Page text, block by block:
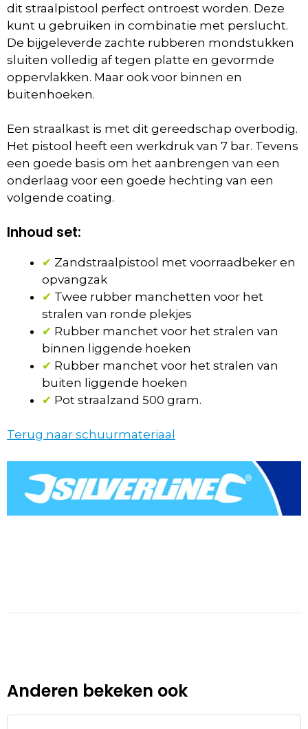
dit straalpistool perfect ontroest worden. Deze
kunt u gebruiken in combinatie met perslucht.
De bijgeleverde zachte rubberen mondstukken
sluiten volledig af tegen platte en gevormde
oppervlakken. Maar ook voor binnen en
buitenhoeken.
Een straalkast is met dit gereedschap overbodig.
Het pistool heeft een werkdruk van 7 bar. Tevens
een goede basis om het aanbrengen van een
onderlaag voor een goede hechting van een
volgende coating.
Inhoud set:
✔ Zandstraalpistool met voorraadbeker en
opvangzak
✔ Twee rubber manchetten voor het
stralen van ronde plekjes
✔ Rubber manchet voor het stralen van
binnen liggende hoeken
✔ Rubber manchet voor het stralen van
buiten liggende hoeken
✔ Pot straalzand 500 gram.
Terug naar schuurmateriaal
Anderen bekeken ook